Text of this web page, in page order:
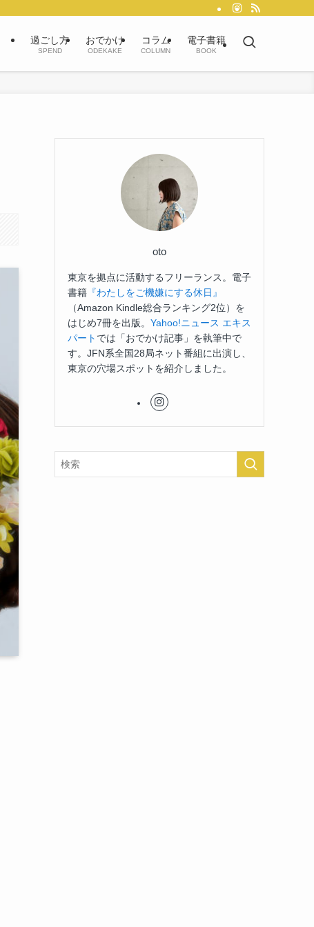
過ごし方
SPEND
おでかけ
ODEKAKE
コラム
COLUMN
電子書籍
BOOK
oto
東京を拠点に活動するフリーランス。電子
書籍 『わたしをご機嫌にする休日』
（Amazon Kindle総合ランキング2位）を
はじめ7冊を出版。 Yahoo!ニュース エキス
パート では「おでかけ記事」を執筆中で
す。JFN系全国28局ネット番組に出演し、
東京の穴場スポットを紹介しました。